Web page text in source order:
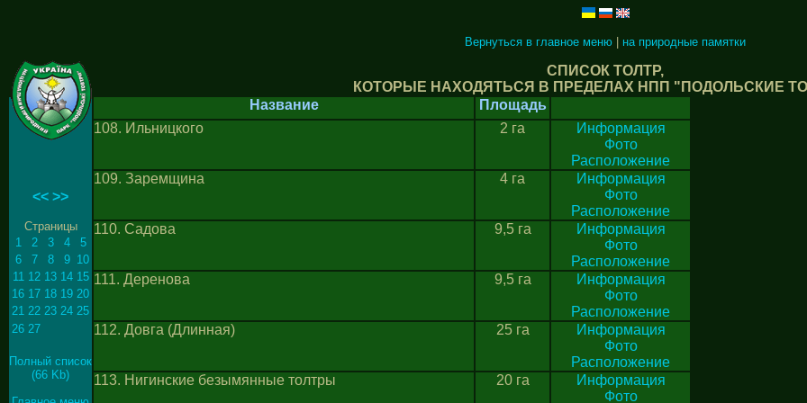
Вернуться в главное меню на природные памятки
СПИСОК ТОЛТР,
КОТОРЫЕ НАХОДЯТЬСЯ В ПРЕДЕЛАХ НПП "ПОДОЛЬСКИЕ
<< >>
Страницы
1
2 3 4
5
6
7 8 9 10
11 12 13 14 15
16 17 18 19 20
21 22 23 24 25
26 27
Полный список
(66 Kb)
Название
Площадь
108. Ильницкого
2 га
Информация
Фото
Расположение
109. Заремщина
4 га
Информация
Фото
Расположение
110. Садова
9,5 га
Информация
Фото
Расположение
111. Деренова
9,5 га
Информация
Фото
Расположение
112. Довга (Длинная)
25 га
Информация
Фото
Расположение
113. Нигинские безымянные толтры
20 га
Информация
Фото